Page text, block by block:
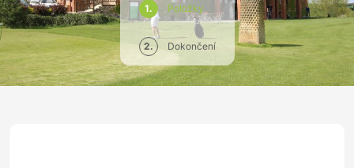
1. Položky
2. Dokončení